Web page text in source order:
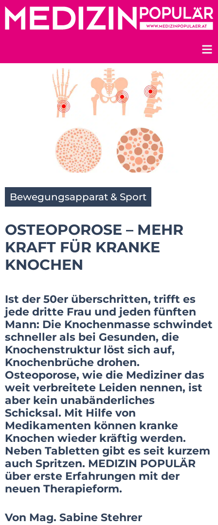
Zum
Inhalt
Bewegungsapparat & Sport
OSTEOPOROSE – MEHR
KRAFT FÜR KRANKE
KNOCHEN
Ist der 50er überschritten, trifft es
jede dritte Frau und jeden fünften
Mann: Die Knochenmasse schwindet
schneller als bei Gesunden, die
Knochenstruktur löst sich auf,
Knochenbrüche drohen.
Osteoporose, wie die Mediziner das
weit verbreitete Leiden nennen, ist
aber kein unabänderliches
Schicksal. Mit Hilfe von
Medikamenten können kranke
Knochen wieder kräftig werden.
Neben Tabletten gibt es seit kurzem
auch Spritzen. MEDIZIN POPULÄR
über erste Erfahrungen mit der
neuen Therapieform.
Von Mag. Sabine Stehrer